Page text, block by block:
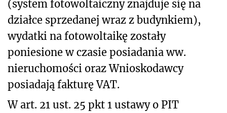
(system fotowoltaiczny znajduje się na
działce sprzedanej wraz z budynkiem),
wydatki na fotowoltaikę zostały
poniesione w czasie posiadania ww.
nieruchomości oraz Wnioskodawcy
posiadają fakturę VAT.
W art. 21 ust. 25 pkt 1 ustawy o PIT